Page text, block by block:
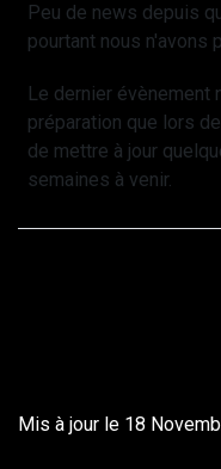
Peu de news depuis
pourtant nous n'avons
Le dernier évènement
préparation que lors
de mettre à jour
semaines à venir.
Mis à jour le 18